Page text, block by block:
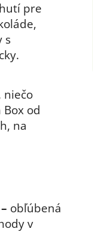
pre
s
niečo
od
na
– obľúbená
v